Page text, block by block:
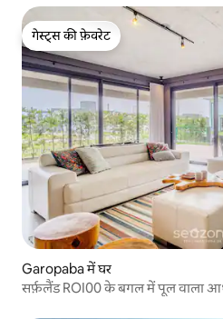
गेस्ट्स की फ़ेवरेट
गेस्ट्स की फ़ेवरेट
Garopaba में घर
सर्फ़लैंड ROI00 के बगल में पूल वाला